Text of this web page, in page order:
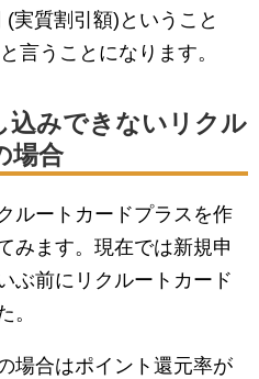
実質割引額)ということ
言うことになります。
込みできないリクル
場合
ルートカードプラスを作
みます。現在では新規申
ぶ前にリクルートカード
。
場合はポイント還元率が